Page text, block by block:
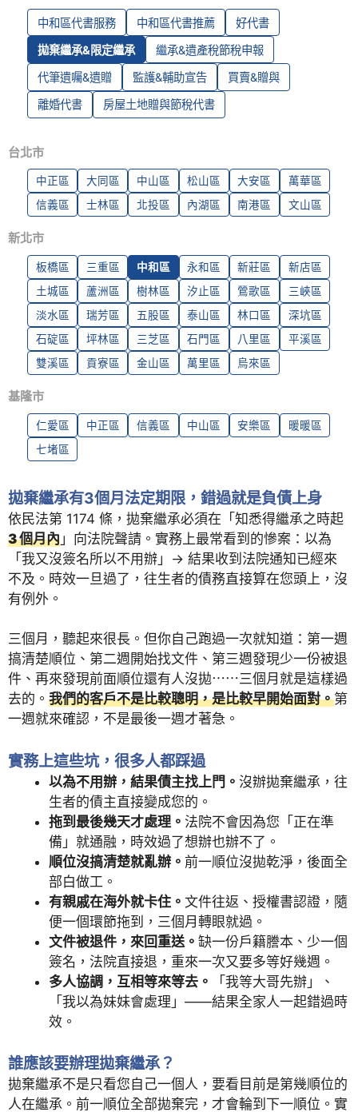
中和區代書服務 中和區代書推薦 好代書
拋棄繼承&限定繼承 繼承&遺產稅節稅申報
代筆遺囑&遺贈 監護&輔助宣告 買賣&贈與
離婚代書 房屋土地贈與節稅代書
台北市
中正區 大同區 中山區 松山區 大安區
萬華區
信義區
士林區 北投區 內湖區 南港區 文山區
新北市
板橋區 三重區 中和區 永和區 新莊區
新店區
土城區
蘆洲區 樹林區 汐止區 鶯歌區
三峽區
淡水區
瑞芳區 五股區 泰山區 林口區
深坑區
石碇區
坪林區 三芝區 石門區 八里區
平溪區
雙溪區
貢寮區 金山區 萬里區 烏來區
基隆市
仁愛區 中正區 信義區 中山區 安樂區
暖暖區
七堵區
拋棄繼承有3個月法定期限，錯過就是負債上身
依民法第 1174 條，拋棄繼承必須在「知悉得繼承之時起
3 個月內 」向法院聲請。實務上最常看到的慘案：以為
「我又沒簽名所以不用辦」→ 結果收到法院通知已經來
不及。時效一旦過了，往生者的債務直接算在您頭上，沒
有例外。
三個月，聽起來很長。但你自己跑過一次就知道：第一週
搞清楚順位、第二週開始找文件、第三週發現少一份被退
件、再來發現前面順位還有人沒拋⋯⋯三個月就是這樣過
去的。 我們的客戶不是比較聰明，是比較早開始面對。第
一週就來確認，不是最後一週才著急。
實務上這些坑，很多人都踩過
以為不用辦，結果債主找上門。 沒辦拋棄繼承，往
生者的債主直接變成您的。
拖到最後幾天才處理。 法院不會因為您「正在準
備」就通融，時效過了想辦也辦不了。
順位沒搞清楚就亂辦。 前一順位沒拋乾淨，後面全
部白做工。
有親戚在海外就卡住。 文件往返、授權書認證，隨
便一個環節拖到，三個月轉眼就過。
文件被退件，來回重送。 缺一份戶籍謄本、少一個
簽名，法院直接退，重來一次又要多等好幾週。
多人協調，互相等來等去。
「我等大哥先辦」、
「我以為妹妹會處理」——結果全家人一起錯過時
效。
誰應該要辦理拋棄繼承？
拋棄繼承不是只看您自己一個人，要看目前是第幾順位的
人在繼承。前一順位全部拋棄完，才會輪到下一順位。實